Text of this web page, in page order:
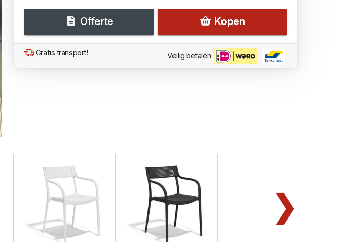
Offerte Kopen
Gratis transport! Veilig betalen